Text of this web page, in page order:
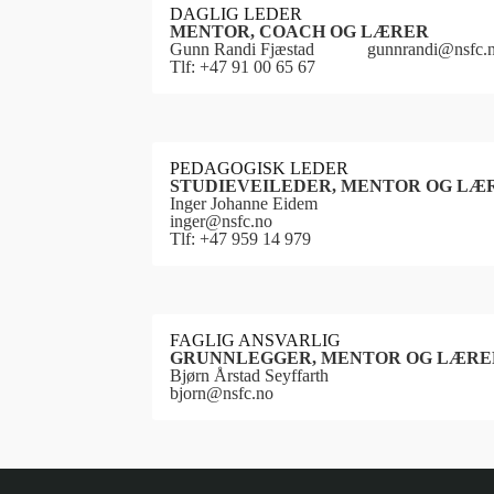
DAGLIG LEDER
MENTOR, COACH OG LÆRER
Gunn Randi Fjæstad
Tlf: +47 91 00 65 67
PEDAGOGISK LEDER
STUDIEVEILEDER, MENTOR OG
Inger Johanne Eidem
inger@nsfc.no
Tlf: +47 959 14 979
FAGLIG ANSVARLIG
GRUNNLEGGER, MENTOR OG
Bjørn Årstad Seyffarth
bjorn@nsfc.no